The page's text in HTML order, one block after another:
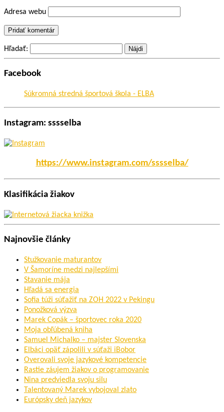
Adresa webu
Hľadať:
Facebook
Súkromná stredná športová škola - ELBA
Instagram: sssselba
https://www.instagram.com/sssselba/
Klasifikácia žiakov
Najnovšie články
Stužkovanie maturantov
V Šamoríne medzi najlepšími
Stavanie mája
Hľadá sa energia
Sofia túži súťažiť na ZOH 2022 v Pekingu
Ponožková výzva
Marek Copák – športovec roka 2020
Moja obľúbená kniha
Samuel Michalko – majster Slovenska
Elbáci opäť zápolili v súťaži iBobor
Overovali svoje jazykové kompetencie
Rastie záujem žiakov o programovanie
Nina predviedla svoju silu
Talentovaný Marek vybojoval zlato
Európsky deň jazykov